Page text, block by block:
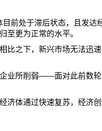
前处于滞后状态，且发达
至更为正常的水平。
比之下，新兴市场无法迅速
业所削弱——面对此前数
济体通过快速复苏，经济